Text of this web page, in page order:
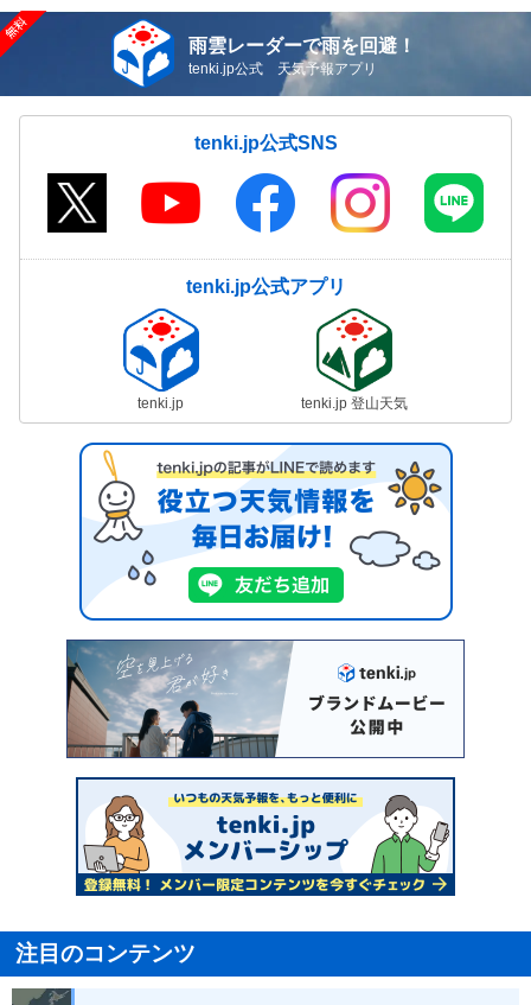
雨雲レーダーで雨を回避！
tenki.jp公式 天気予報アプリ
tenki.jp公式SNS
tenki.jp公式アプリ
tenki.jp tenki.jp 登山天気
注目のコンテンツ